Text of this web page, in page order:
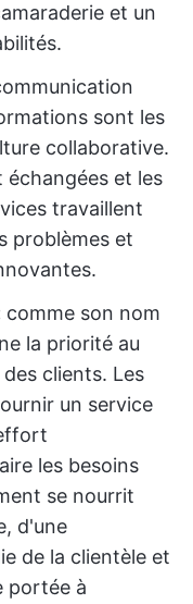
et un
sont les
collaborative.
échangées et les
travaillent
problèmes et
comme son nom
la priorité au
clients. Les
un service
les besoins
se nourrit
d'une
de la clientèle et
portée à